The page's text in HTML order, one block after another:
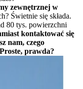
zewnętrznej w
Świetnie się składa.
80 tys. powierzchni
kontaktować się
nam, czego
prawda?